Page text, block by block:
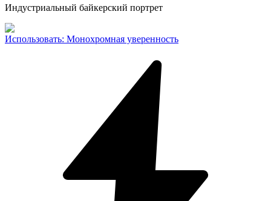
Индустриальный байкерский портрет
Использовать: Монохромная уверенность